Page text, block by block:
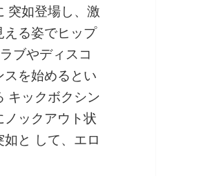
突如登場し、激
える姿でヒップ
ブやディスコ
を始めるとい
キックボクシン
ックアウト状
と して、エロ